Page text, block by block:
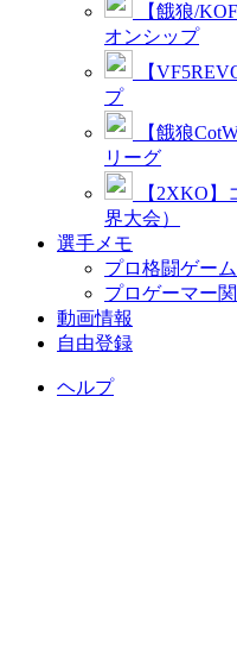
【餓狼/
オンシップ
【
プ
【餓狼
リーグ
【2XKO】
界大会）
選手メモ
プロ格闘ゲー
プロゲーマー
動画情報
自由登録
ヘルプ